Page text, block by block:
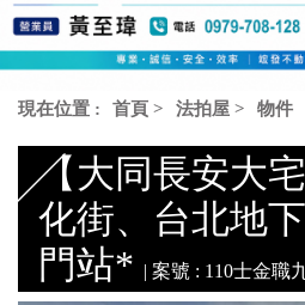
現在位置 : 首頁 > 法拍屋 > 物件
【大同長安大
化街、台北地
門站* | 案號 : 110士金職